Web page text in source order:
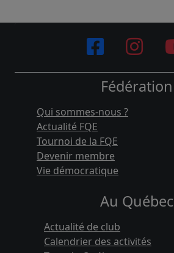
Fédération
Qui sommes-nous ?
Actualité FQE
Tournoi de la FQE
Devenir membre
Vie démocratique
Au Québec
Actualité de club
Calendrier des activités